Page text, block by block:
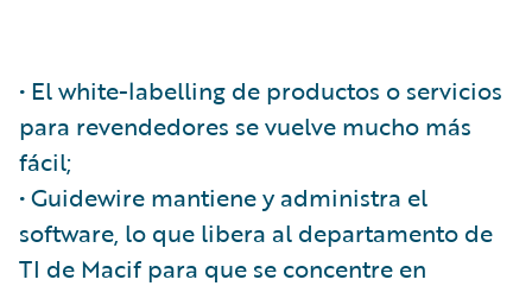
• El white-labelling de productos o servicios
para revendedores se vuelve mucho más
fácil;
• Guidewire mantiene y administra el
software, lo que libera al departamento de
TI de Macif para que se concentre en